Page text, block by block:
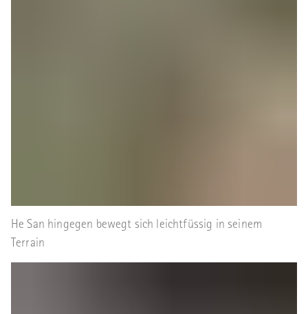
He San hingegen bewegt sich leichtfüssig in seinem
Terrain